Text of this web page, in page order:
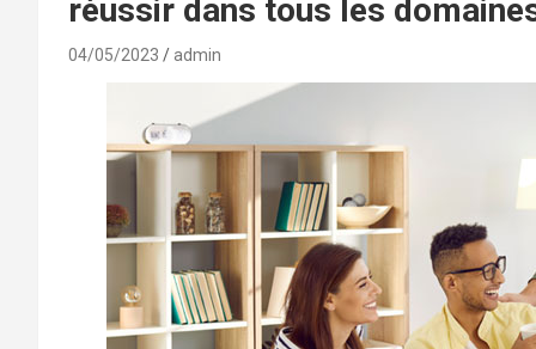
réussir dans tous les
04/05/2023 admin